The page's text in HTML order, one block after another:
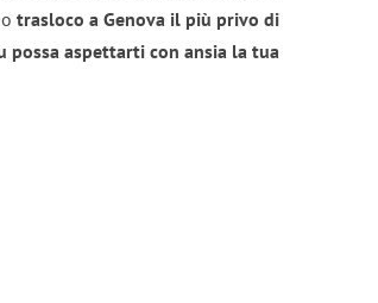
trasloco a Genova il più privo di
possa aspettarti con ansia la tua